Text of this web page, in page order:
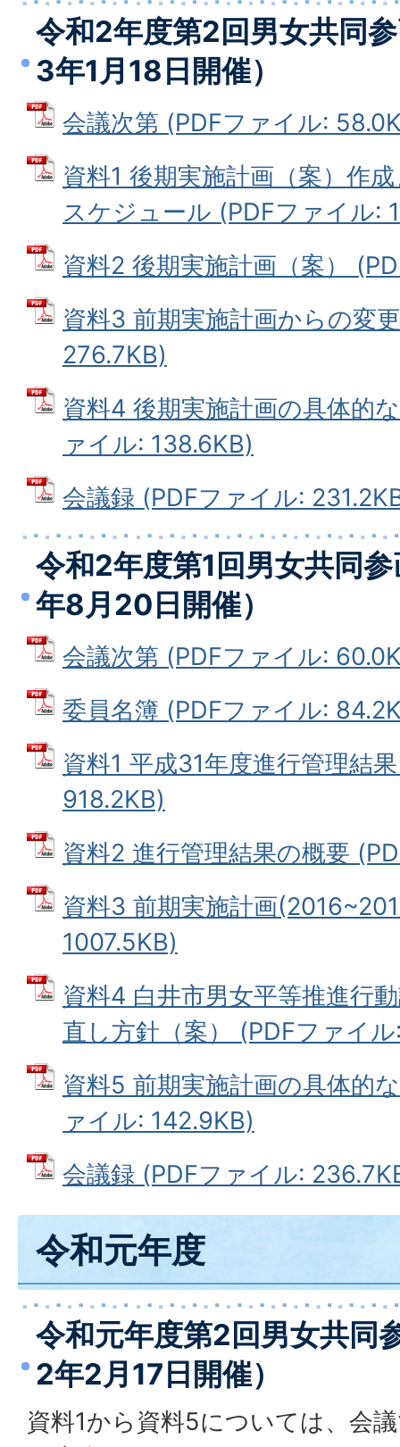
令和2年度第2回男女共同
3年1月18日開催）
会議次第 (PDFファイル:
資料1 後期実施計画（案）作
スケジュール (PDFファイル:
資料2 後期実施計画（案）
資料3 前期実施計画からの変
276.7KB)
資料4 後期実施計画の具体的
ァイル: 138.6KB)
会議録 (PDFファイル:
令和2年度第1回男女共同
年8月20日開催）
会議次第 (PDFファイル:
委員名簿 (PDFファイル:
資料1 平成31年度進行管理結
918.2KB)
資料2 進行管理結果の概要
資料3 前期実施計画
1007.5KB)
資料4 白井市男女平等推進行
直し方針（案） (PDFファイ
資料5 前期実施計画の具体的
ァイル: 142.9KB)
会議録 (PDFファイル:
令和元年度
令和元年度第2回男女共同
2年2月17日開催）
資料1から資料5については、会